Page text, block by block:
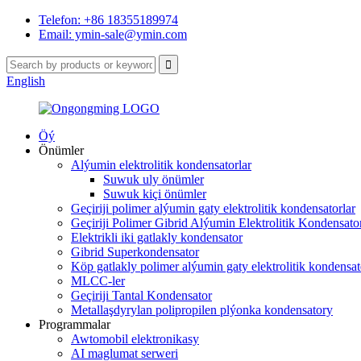
Telefon: +86 18355189974
Email: ymin-sale@ymin.com
English
Öý
Önümler
Alýumin elektrolitik kondensatorlar
Suwuk uly önümler
Suwuk kiçi önümler
Geçiriji polimer alýumin gaty elektrolitik kondensatorlar
Geçiriji Polimer Gibrid Alýumin Elektrolitik
Elektrikli iki gatlakly kondensator
Gibrid Superkondensator
Köp gatlakly polimer alýumin gaty elektrolitik
MLCC-ler
Geçiriji Tantal Kondensator
Metallaşdyrylan polipropilen plýonka kondensatory
Programmalar
Awtomobil elektronikasy
AI maglumat serweri